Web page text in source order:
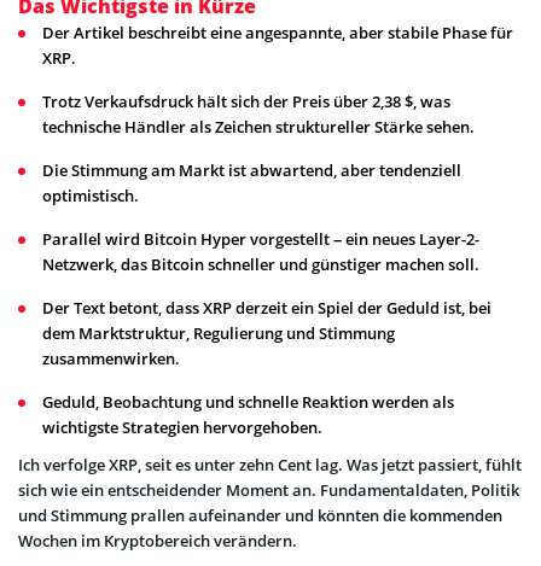
Das Wichtigste in Kürze
Der Artikel beschreibt eine angespannte, aber stabile Phase für
XRP.
Trotz Verkaufsdruck hält sich der Preis über 2,38 $, was
technische Händler als Zeichen struktureller Stärke sehen.
Die Stimmung am Markt ist abwartend, aber tendenziell
optimistisch.
Parallel wird Bitcoin Hyper vorgestellt – ein neues Layer-2-
Netzwerk, das Bitcoin schneller und günstiger machen soll.
Der Text betont, dass XRP derzeit ein Spiel der Geduld ist, bei
dem Marktstruktur, Regulierung und Stimmung
zusammenwirken.
Geduld, Beobachtung und schnelle Reaktion werden als
wichtigste Strategien hervorgehoben.
Ich verfolge XRP, seit es unter zehn Cent lag. Was jetzt passiert, fühlt
sich wie ein entscheidender Moment an. Fundamentaldaten, Politik
und Stimmung prallen aufeinander und könnten die kommenden
Wochen im Kryptobereich verändern.